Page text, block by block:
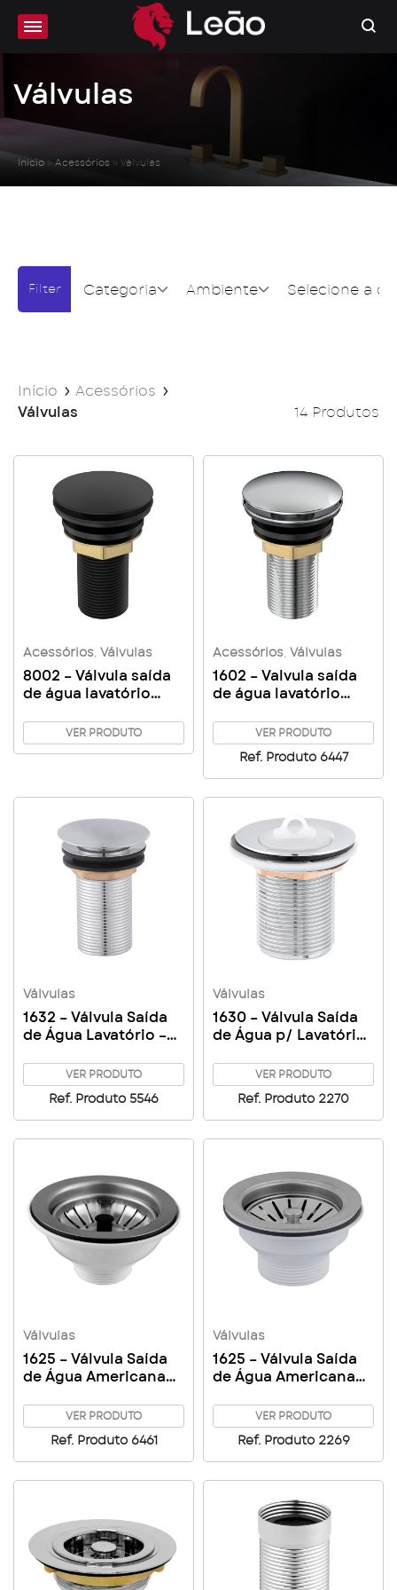
Válvulas
Início » Acessórios » Válvulas
Início
Acessórios
Válvulas
14 Produtos
Categoria Selecione a
Ambiente
Acessórios, Válvulas
8002 – Válvula saída
de água lavatório
VER PRODUTO
Acessórios, Válvulas
1602 – Valvula saída
de água lavatório
VER PRODUTO
Ref. Produto 6447
Válvulas
1632 – Válvula Saída
de Água Lavatório –
VER PRODUTO
Ref. Produto 5546
Válvulas
1630 – Válvula Saída
de Água p/ Lavatório
VER PRODUTO
Ref. Produto 2270
Válvulas
1625 – Válvula Saída
de Água Americana
VER PRODUTO
Ref. Produto 6461
Válvulas
1625 – Válvula Saída
de Água Americana
VER PRODUTO
Ref. Produto 2269